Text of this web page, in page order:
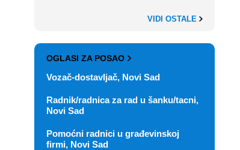
VIDI OSTALE
OGLASI ZA POSAO
Vozač-dostavljač, Novi Sad
Radnik/radnica za rad u šanku/tacni,
Novi Sad
Pomoćni radnici u građevinskoj
firmi, Novi Sad